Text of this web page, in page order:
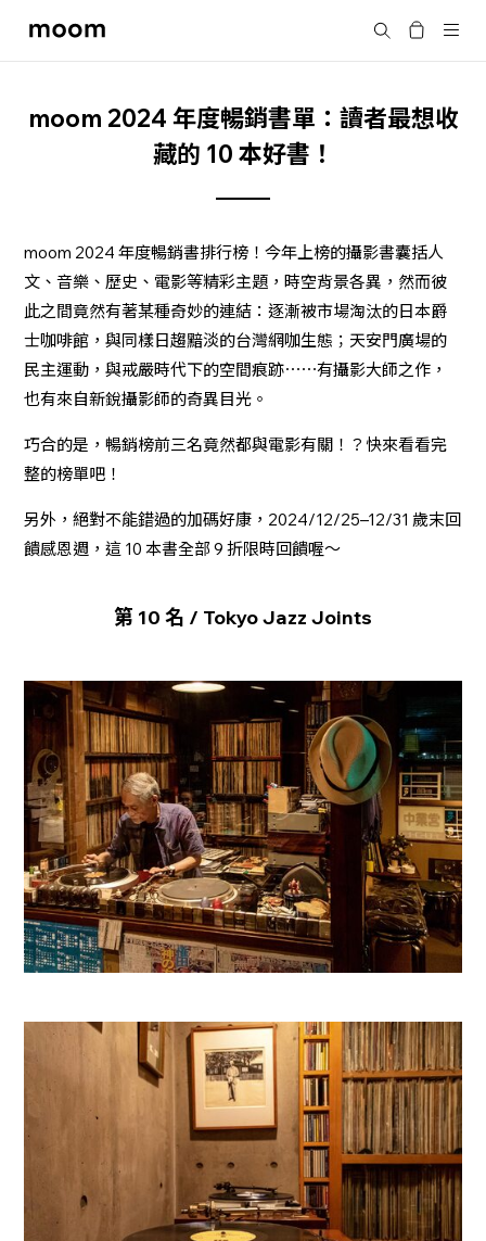
moom
Search
moom 2024 年度暢銷書單：讀者最想收
藏的 10 本好書！
moom 2024 年度暢銷書排行榜！今年上榜的攝影書囊括人
文、音樂、歷史、電影等精彩主題，時空背景各異，然而彼
此之間竟然有著某種奇妙的連結：逐漸被市場淘汰的日本爵
士咖啡館，與同樣日趨黯淡的台灣網咖生態；天安門廣場的
民主運動，與戒嚴時代下的空間痕跡⋯⋯有攝影大師之作，
也有來自新銳攝影師的奇異目光。
巧合的是，暢銷榜前三名竟然都與電影有關！？快來看看完
整的榜單吧！
另外，絕對不能錯過的加碼好康，2024/12/25–12/31 歲末回
饋感恩週，這 10 本書全部 9 折限時回饋喔～
第 10 名 / Tokyo Jazz Joints